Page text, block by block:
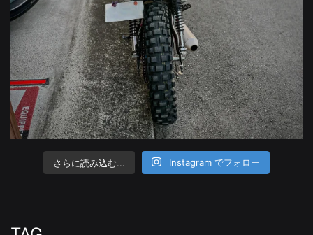
さらに読み込む... Instagram でフォロー